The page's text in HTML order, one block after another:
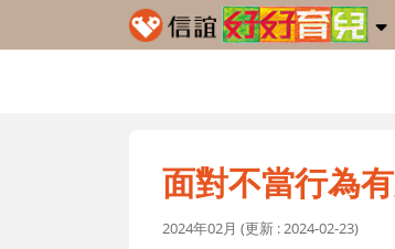
面對不當行為
2024年02月 (更新 : 2024-02-23)